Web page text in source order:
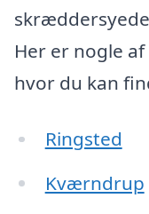
Her er nogle
hvor du kan
Ringsted
Kværndrup